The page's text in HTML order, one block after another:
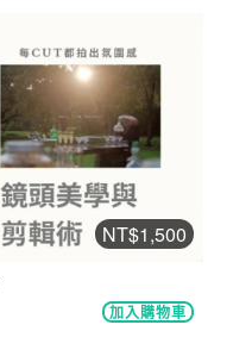
NT$1,500
加入購物車